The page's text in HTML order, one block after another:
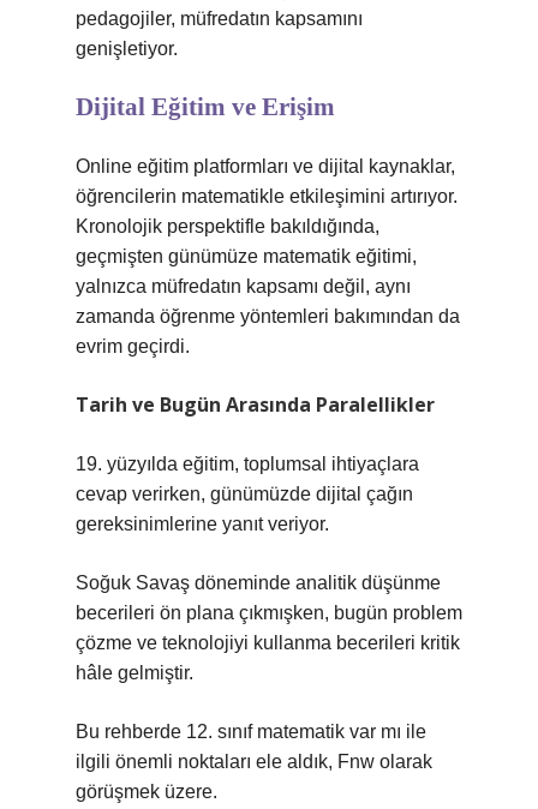
pedagojiler, müfredatın kapsamını
genişletiyor.
Dijital Eğitim ve Erişim
Online eğitim platformları ve dijital kaynaklar,
öğrencilerin matematikle etkileşimini artırıyor.
Kronolojik perspektifle bakıldığında,
geçmişten günümüze matematik eğitimi,
yalnızca müfredatın kapsamı değil, aynı
zamanda öğrenme yöntemleri bakımından da
evrim geçirdi.
Tarih ve Bugün Arasında Paralellikler
19. yüzyılda eğitim, toplumsal ihtiyaçlara
cevap verirken, günümüzde dijital çağın
gereksinimlerine yanıt veriyor.
Soğuk Savaş döneminde analitik düşünme
becerileri ön plana çıkmışken, bugün problem
çözme ve teknolojiyi kullanma becerileri kritik
hâle gelmiştir.
Bu rehberde 12. sınıf matematik var mı ile
ilgili önemli noktaları ele aldık, Fnw olarak
görüşmek üzere.